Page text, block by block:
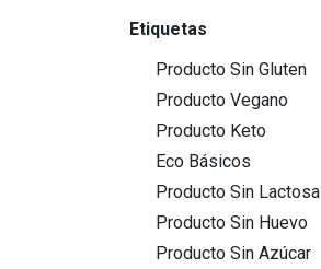
Etiquetas
Producto Sin Gluten
Producto Vegano
Producto Keto
Eco Básicos
Producto Sin Lactosa
Producto Sin Huevo
Producto Sin Azúcar